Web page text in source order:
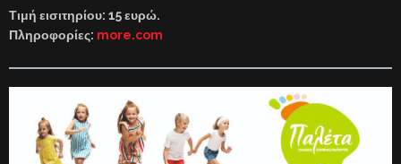
Τιμή εισιτηρίου: 15 ευρώ.
Πληροφορίες: more.com